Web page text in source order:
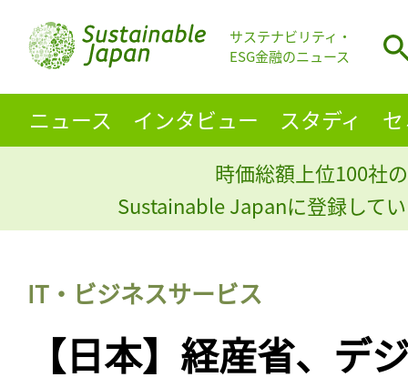
サステナビリティ・
ESG金融のニュース
ニュース インタビュー スタディ
時価総額上位100社
Sustainable Japanに登録して
IT・ビジネスサービス
【日本】経産省、デ